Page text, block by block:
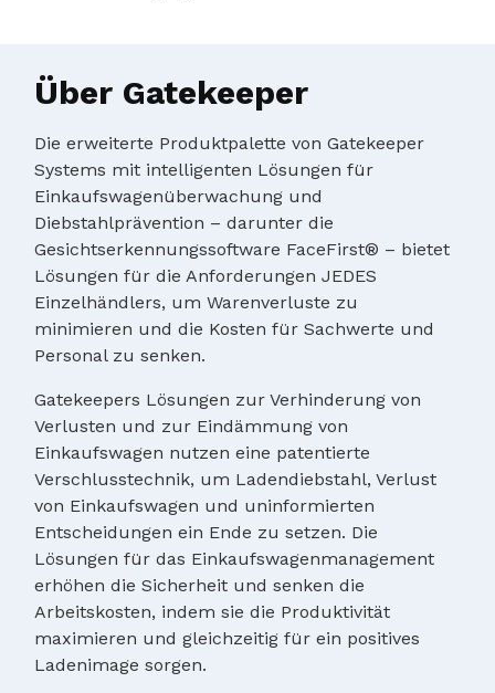
Über Gatekeeper
Die erweiterte Produktpalette von Gatekeeper
Systems mit intelligenten Lösungen für
Einkaufswagenüberwachung und
Diebstahlprävention – darunter die
Gesichtserkennungssoftware FaceFirst® – bietet
Lösungen für die Anforderungen JEDES
Einzelhändlers, um Warenverluste zu
minimieren und die Kosten für Sachwerte und
Personal zu senken.
Gatekeepers Lösungen zur Verhinderung von
Verlusten und zur Eindämmung von
Einkaufswagen nutzen eine patentierte
Verschlusstechnik, um Ladendiebstahl, Verlust
von Einkaufswagen und uninformierten
Entscheidungen ein Ende zu setzen. Die
Lösungen für das Einkaufswagenmanagement
erhöhen die Sicherheit und senken die
Arbeitskosten, indem sie die Produktivität
maximieren und gleichzeitig für ein positives
Ladenimage sorgen.